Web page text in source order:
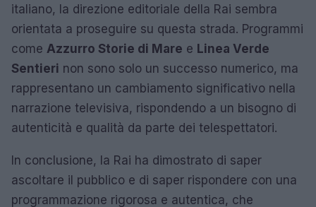
italiano, la direzione editoriale della Rai sembra
orientata a proseguire su questa strada. Programmi
come Azzurro Storie di Mare e Linea Verde
Sentieri non sono solo un successo numerico, ma
rappresentano un cambiamento significativo nella
narrazione televisiva, rispondendo a un bisogno di
autenticità e qualità da parte dei telespettatori.
In conclusione, la Rai ha dimostrato di saper
ascoltare il pubblico e di saper rispondere con una
programmazione rigorosa e autentica, che